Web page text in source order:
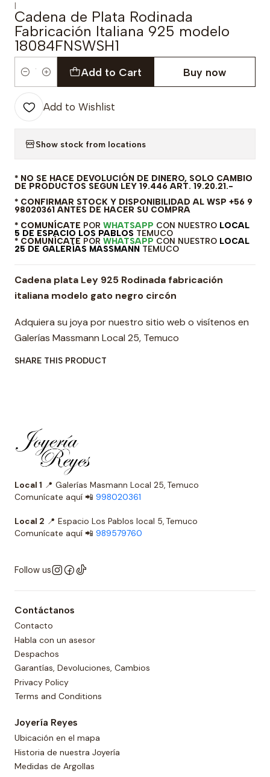
|
Cadena de Plata Rodinada
Fabricación Italiana 925 modelo
18084FNSWSH1
Quantity
Add to Cart Buy now
Add to Wishlist
Show stock from locations
* NO SE HACE DEVOLUCIÓN DE DINERO, SOLO CAMBIO
DE PRODUCTOS SEGUN LEY 19.446 ART. 19.20.21.-
* CONFIRMAR STOCK Y DISPONIBILIDAD AL WSP +56 9
98020361 ANTES DE HACER SU COMPRA
* COMUNÍCATE POR WHATSAPP CON NUESTRO LOCAL
5 DE ESPACIO LOS PABLOS TEMUCO
* COMUNÍCATE POR WHATSAPP CON NUESTRO LOCAL
25 DE GALERÍAS MASSMANN TEMUCO
Cadena plata Ley 925 Rodinada fabricación
italiana modelo gato negro circón
Adquiera su joya por nuestro sitio web o visítenos en
Galerías Massmann Local 25, Temuco
SHARE THIS PRODUCT
Local 1 📍 Galerías Masmann Local 25, Temuco
Comunícate aquí 📲 998020361
Local 2 📍 Espacio Los Pablos local 5, Temuco
Comunícate aquí 📲 989579760
Follow us
Contáctanos
Contacto
Habla con un asesor
Despachos
Garantías, Devoluciones, Cambios
Privacy Policy
Terms and Conditions
Joyería Reyes
Ubicación en el mapa
Historia de nuestra Joyería
Medidas de Argollas